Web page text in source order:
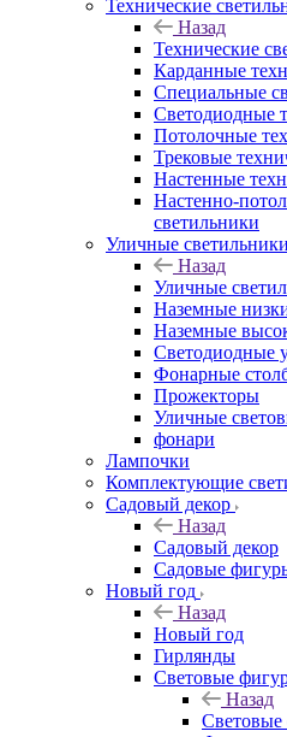
Технические
Назад
Технические
Карданные
Специальные
Светодиодные
Потолочные
Трековые
Настенные
Настенно-
светильники
Уличные светильники
Назад
Уличные
Наземные
Наземные
Светодиодные
Фонарные
Прожекторы
Уличные
фонари
Лампочки
Комплектующие
Садовый декор
Назад
Садовый декор
Садовые
Новый год
Назад
Новый год
Гирлянды
Световые
Назад